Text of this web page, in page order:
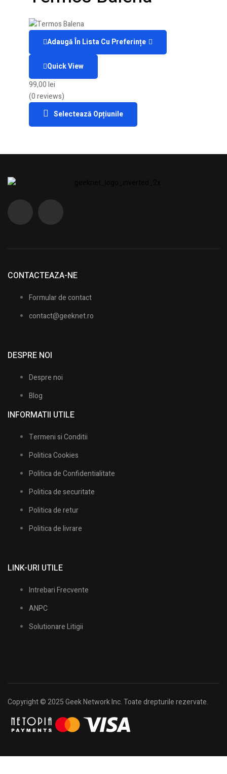
Adaugă În Lista Cu Preferințe
Quick View
99,00lei
(0 reviews)
Selectează Opțiunile
CONTACTEAZA-NE
Formular de contact
contact@geeknet.ro
DESPRE NOI
Despre noi
Blog
INFORMATII UTILE​
Termeni si Conditii
Politica Cookies
Politica de Confidentialitate
Politica de securitate
Politica de retur
Politica de livrare
LINK-URI UTILE
Intrebari Frecvente
ANPC
Solutionare Litigii
Copyright © 2025 Geek Network Inc. Toate drepturile rezervate.